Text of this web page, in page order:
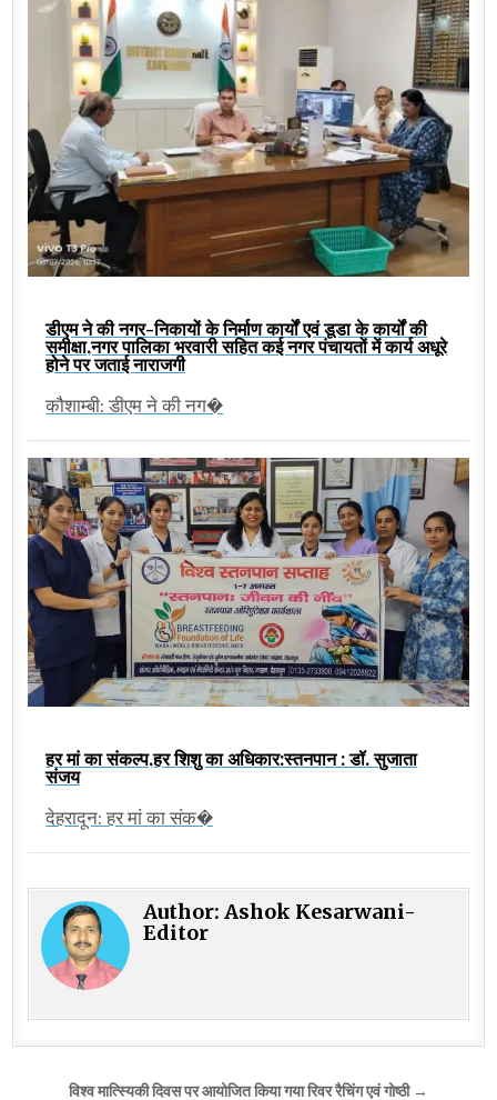
डीएम ने की नगर-निकायों के निर्माण कार्यों एवं डूडा के कार्यों की
समीक्षा,नगर पालिका भरवारी सहित कई नगर पंचायतों में कार्य अधूरे
होने पर जताई नाराजगी
कौशाम्बी: डीएम ने की नग�
हर मां का संकल्प,हर शिशु का अधिकार:स्तनपान : डॉ. सुजाता
संजय
देहरादून: हर मां का संक�
Author:Ashok Kesarwani-
Editor
विश्व मात्स्यिकी दिवस पर आयोजित किया गया रिवर रैचिंग एवं गोष्ठी →